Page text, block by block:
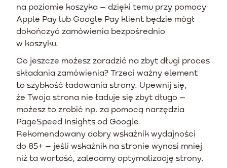
na poziomie koszyka – dzięki temu przy pomocy
Apple Pay lub Google Pay klient będzie mógł
dokończyć zamówienia bezpośrednio
w koszyku.
Co jeszcze możesz zaradzić na zbyt długi proces
składania zamówienia? Trzeci ważny element
to szybkość ładowania strony. Upewnij się,
że Twoja strona nie ładuje się zbyt długo –
możesz to zrobić np. za pomocą narzędzia
PageSpeed Insights od Google.
Rekomendowany dobry wskaźnik wydajności
do 85+ – jeśli wskaźnik na stronie wynosi mniej
niż ta wartość, zalecamy optymalizację strony.